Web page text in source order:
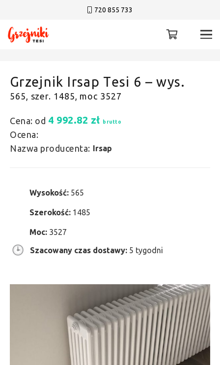
720 855 733
Grzejnik Irsap Tesi 6 – wys.
565, szer. 1485, moc 3527
Cena: od 4 992.82 zł brutto
Ocena:
Nazwa producenta: Irsap
Wysokość: 565
Szerokość: 1485
Moc: 3527
Szacowany czas dostawy: 5 tygodni